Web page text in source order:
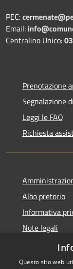
PEC:
Email:
Centralino Unico:
Prenotazione
Segnalazione
Leggi le FAQ
Richiesta
Albo pretorio
Informativa
Note legali
Dichiarazione
Questo sito web